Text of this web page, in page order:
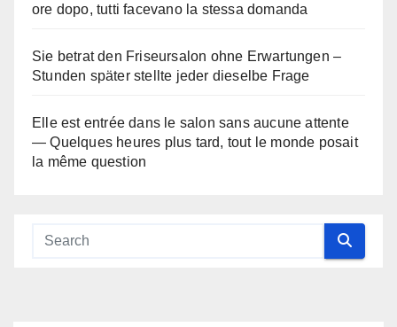
ore dopo, tutti facevano la stessa domanda
Sie betrat den Friseursalon ohne Erwartungen –
Stunden später stellte jeder dieselbe Frage
Elle est entrée dans le salon sans aucune attente
— Quelques heures plus tard, tout le monde posait
la même question